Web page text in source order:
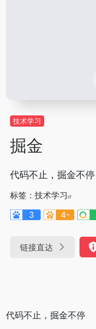
技术学习
掘金
代码不止，掘金不停
标签： 技术学习
3
4-
链接直达
代码不止，掘金不停